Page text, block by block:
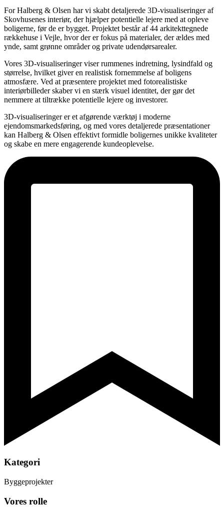
For Halberg & Olsen har vi skabt detaljerede 3D-visualiseringer af
Skovhusenes interiør, der hjælper potentielle lejere med at opleve
boligerne, før de er bygget. Projektet består af 44 arkitekttegnede
rækkehuse i Vejle, hvor der er fokus på materialer, der ældes med
ynde, samt grønne områder og private udendørsarealer.
Vores 3D-visualiseringer viser rummenes indretning, lysindfald og
størrelse, hvilket giver en realistisk fornemmelse af boligens
atmosfære. Ved at præsentere projektet med fotorealistiske
interiørbilleder skaber vi en stærk visuel identitet, der gør det
nemmere at tiltrække potentielle lejere og investorer.
3D-visualiseringer er et afgørende værktøj i moderne
ejendomsmarkedsføring, og med vores detaljerede præsentationer
kan Halberg & Olsen effektivt formidle boligernes unikke kvaliteter
og skabe en mere engagerende kundeoplevelse.
Kategori
Byggeprojekter
Vores rolle